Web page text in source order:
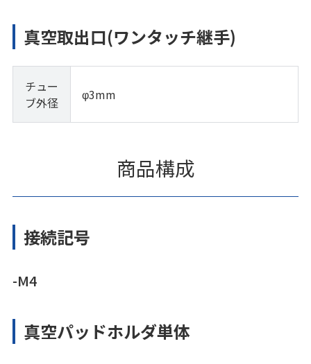
真空取出口(ワンタッチ継手)
チュー
ブ外径
φ3mm
商品構成
接続記号
-M4
真空パッドホルダ単体